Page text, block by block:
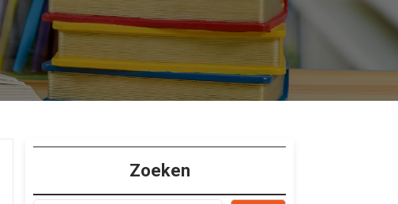
Zoeken